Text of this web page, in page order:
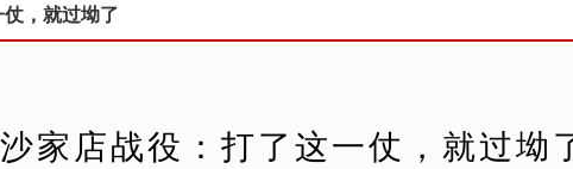
，就过坳了
沙家店战役：打了这一仗，就过坳